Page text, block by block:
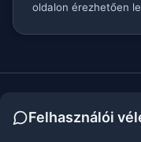
oldalon érezhetően
Felhasználói